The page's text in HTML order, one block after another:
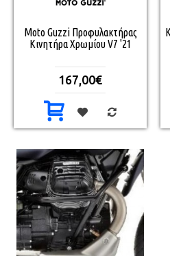
Moto Guzzi Προφυλακτήρας
Κινητήρα Χρωμίου V7 '21
167,00€